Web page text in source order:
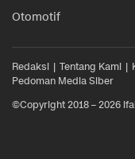
Otomotif
Redaksi Tentang Kami
Pedoman Media Siber
©Copyright 2018 – 2026